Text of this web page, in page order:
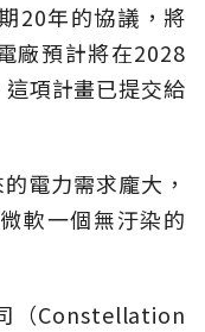
20年的協議，將
廠預計將在2028
項計畫已提交給
電力需求龐大，
軟一個無汙染的
（Constellation